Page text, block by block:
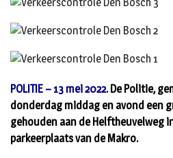
POLITIE – 13 mei 2022. De Politie,
donderdag middag en avond een
gehouden aan de Helftheuvelweg
parkeerplaats van de Makro.